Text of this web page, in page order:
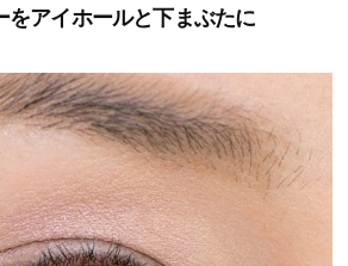
をアイホールと下まぶたに